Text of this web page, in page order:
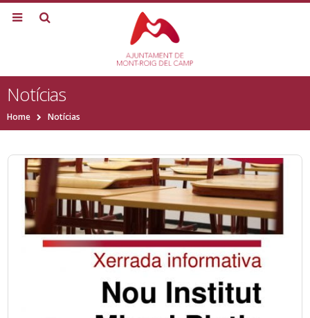
Notícias
Home Notícias